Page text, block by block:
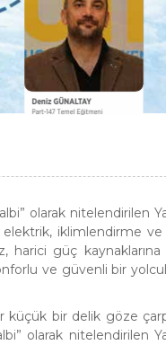
olarak nitelendirilen
elektrik, iklimlendirme
harici güç
ve güvenli bir
küçük bir delik göze
olarak nitelendirilen